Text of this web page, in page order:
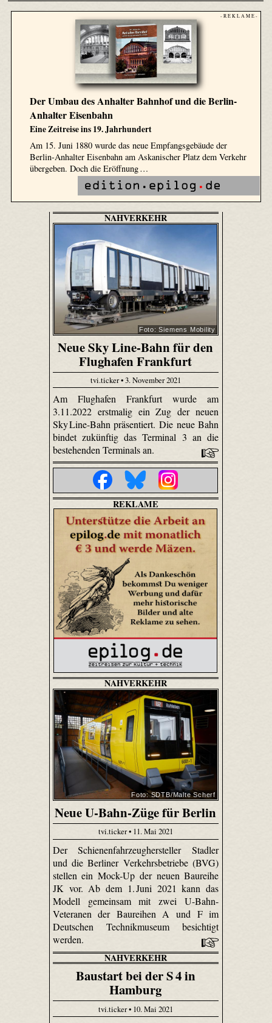
- R E K L A M E -
Der Umbau des Anhalter Bahnhof und die Berlin-
Anhalter Eisenbahn
Eine Zeitreise ins 19. Jahrhundert
Am 15. Juni 1880 wurde das neue Empfangsgebäude der
Berlin-Anhalter Eisenbahn am Askanischer Platz dem Verkehr
übergeben. Doch die Eröffnung …
NAHVERKEHR
Foto: Siemens Mobility
Neue Sky Line-Bahn für den
Flughafen Frankfurt
tvi.ticker • 3. November 2021
Am Flughafen Frankfurt wurde am
3.11.2022 erstmalig ein Zug der neuen
Sky Line-Bahn präsentiert. Die neue Bahn
bindet zukünftig das Terminal 3 an die
bestehenden Terminals an.
REKLAME
NAHVERKEHR
Foto: SDTB/Malte Scherf
Neue U-Bahn-Züge für Berlin
tvi.ticker • 11. Mai 2021
Der Schienenfahrzeughersteller Stadler
und die Berliner Verkehrsbetriebe (BVG)
stellen ein Mock-Up der neuen Baureihe
JK vor. Ab dem 1. Juni 2021 kann das
Modell gemeinsam mit zwei U-Bahn-
Veteranen der Baureihen A und F im
Deutschen Technikmuseum besichtigt
werden.
NAHVERKEHR
Baustart bei der S 4 in
Hamburg
tvi.ticker • 10. Mai 2021